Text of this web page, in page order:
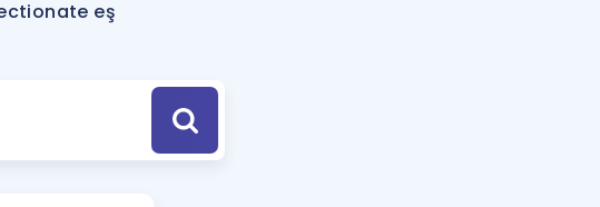
ve Kitaplara Özel Fırsatlar
eş